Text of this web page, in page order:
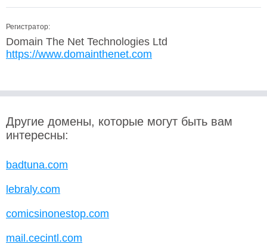
Регистратор:
Domain The Net Technologies Ltd
https://www.domainthenet.com
Другие домены, которые могут быть вам
интересны:
badtuna.com
lebraly.com
comicsinonestop.com
mail.cecintl.com